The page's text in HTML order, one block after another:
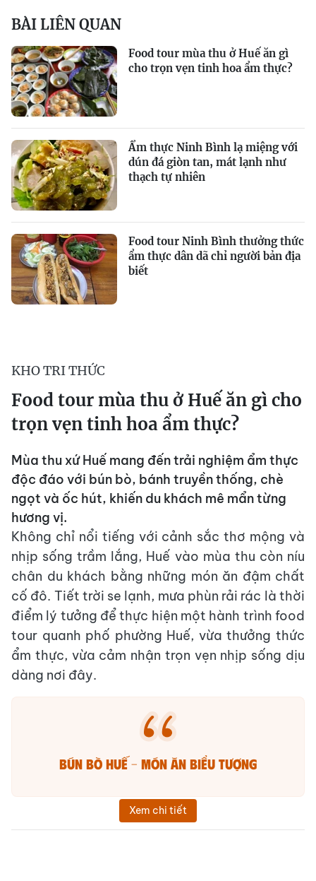
BÀI LIÊN QUAN
Food tour mùa thu ở Huế ăn gì
cho trọn vẹn tinh hoa ẩm thực?
Ẩm thực Ninh Bình lạ miệng với
dún đá giòn tan, mát lạnh như
thạch tự nhiên
Food tour Ninh Bình thưởng thức
ẩm thực dân dã chỉ người bản địa
biết
KHO TRI THỨC
Food tour mùa thu ở Huế ăn gì cho
trọn vẹn tinh hoa ẩm thực?
Mùa thu xứ Huế mang đến trải nghiệm ẩm thực
độc đáo với bún bò, bánh truyền thống, chè
ngọt và ốc hút, khiến du khách mê mẩn từng
hương vị.
Không chỉ nổi tiếng với cảnh sắc thơ mộng và
nhịp sống trầm lắng, Huế vào mùa thu còn níu
chân du khách bằng những món ăn đậm chất
cố đô. Tiết trời se lạnh, mưa phùn rải rác là thời
điểm lý tưởng để thực hiện một hành trình food
tour quanh phố phường Huế, vừa thưởng thức
ẩm thực, vừa cảm nhận trọn vẹn nhịp sống dịu
dàng nơi đây.
Bún bò Huế – món ăn biểu tượng
Xem chi tiết